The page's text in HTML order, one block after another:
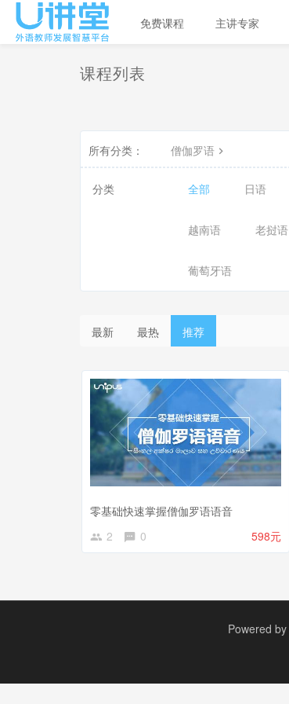
免费课程 主讲专家
课程列表
所有分类： 僧伽罗语
分类 全部 日语
越南语 老挝语
葡萄牙语
最新 最热 推荐
零基础快速掌握僧伽罗语语音
2
0 598元
Powered by